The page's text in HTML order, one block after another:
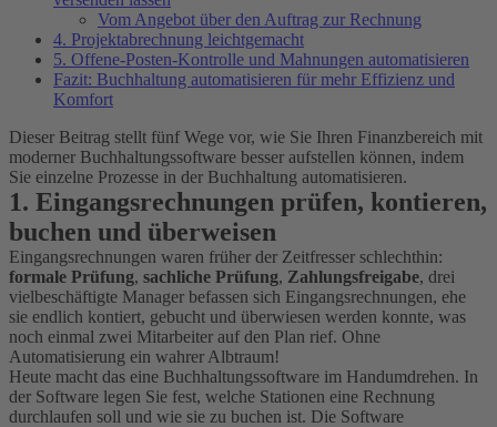
Vom Angebot über den Auftrag zur Rechnung
4. Projektabrechnung leichtgemacht
5. Offene-Posten-Kontrolle und Mahnungen automatisieren
Fazit: Buchhaltung automatisieren für mehr Effizienz und
Komfort
Dieser Beitrag stellt fünf Wege vor, wie Sie Ihren Finanzbereich mit
moderner Buchhaltungssoftware besser aufstellen können, indem
Sie einzelne Prozesse in der Buchhaltung automatisieren.
1. Eingangsrechnungen prüfen, kontieren,
buchen und überweisen
Eingangsrechnungen waren früher der Zeitfresser schlechthin:
formale Prüfung, sachliche Prüfung, Zahlungsfreigabe, drei
vielbeschäftigte Manager befassen sich Eingangsrechnungen, ehe
sie endlich kontiert, gebucht und überwiesen werden konnte, was
noch einmal zwei Mitarbeiter auf den Plan rief. Ohne
Automatisierung ein wahrer Albtraum!
Heute macht das eine Buchhaltungssoftware im Handumdrehen. In
der Software legen Sie fest, welche Stationen eine Rechnung
durchlaufen soll und wie sie zu buchen ist. Die Software